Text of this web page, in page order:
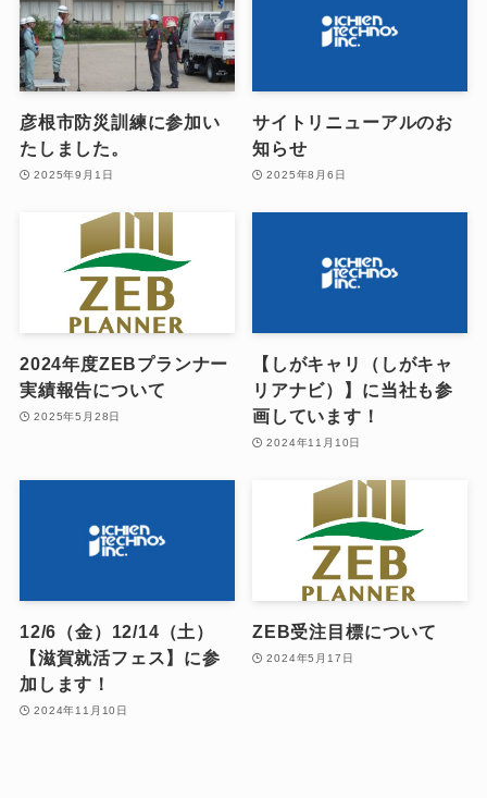
彦根市防災訓練に参加い
たしました。
2025年9月1日
サイトリニューアルのお
知らせ
2025年8月6日
2024年度ZEBプランナー
実績報告について
2025年5月28日
【しがキャリ（しがキャ
リアナビ）】に当社も参
画しています！
2024年11月10日
12/6（金）12/14（土）
【滋賀就活フェス】に参
加します！
2024年11月10日
ZEB受注目標について
2024年5月17日